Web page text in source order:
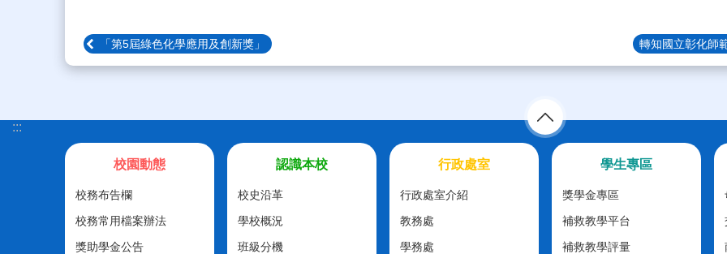
「第5屆綠色化學應用及創新獎」 轉知國立彰化師
:::
校園動態
校務布告欄
校務常用檔案辦法
獎助學金公告
認識本校
校史沿革
學校概況
班級分機
行政處室
行政處室介紹
教務處
學務處
學生專區
獎學金專區
補救教學平台
補救教學評量